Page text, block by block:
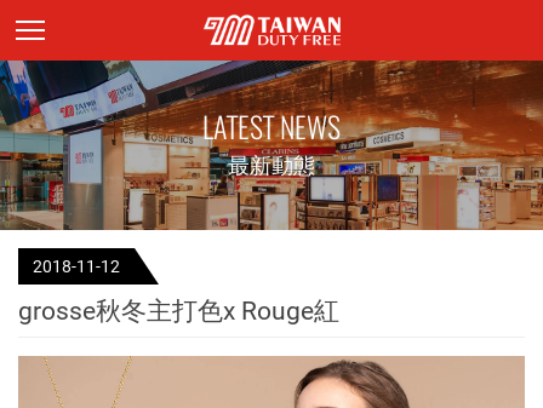
頁面主標題
LATEST NEWS
最新動態
2018-11-12
grosse秋冬主打色x Rouge紅